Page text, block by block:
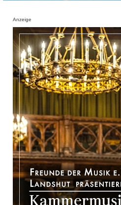
Anzeige